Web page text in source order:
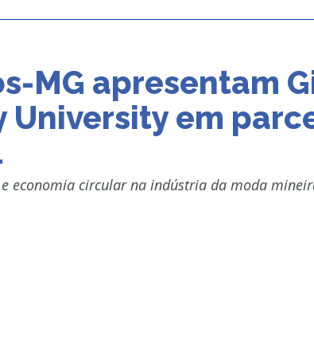
MG apresentam
em
economia circular na indústria da moda